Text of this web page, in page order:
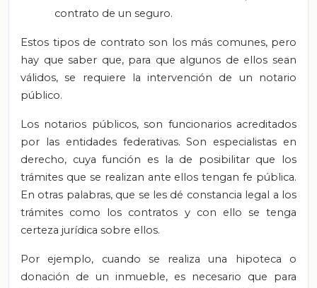
contrato de un seguro.
Estos tipos de contrato son los más comunes, pero
hay que saber que, para que algunos de ellos sean
válidos, se requiere la intervención de un notario
público.
Los notarios públicos, son funcionarios acreditados
por las entidades federativas. Son especialistas en
derecho, cuya función es la de posibilitar que los
trámites que se realizan ante ellos tengan fe pública.
En otras palabras, que se les dé constancia legal a los
trámites como los contratos y con ello se tenga
certeza jurídica sobre ellos.
Por ejemplo, cuando se realiza una hipoteca o
donación de un inmueble, es necesario que para